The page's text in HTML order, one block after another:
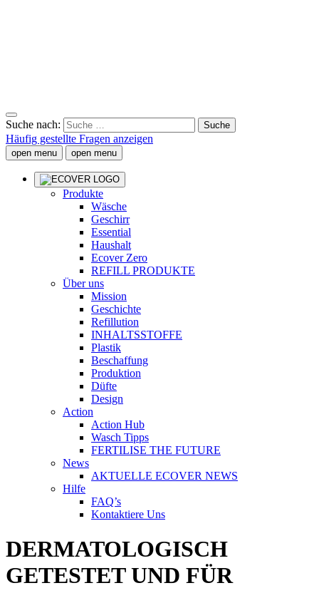
Suche nach:
Häufig gestellte Fragen anzeigen
open menu open menu
Produkte
Wäsche
Geschirr
Essential
Haushalt
Ecover Zero
REFILL PRODUKTE
Über uns
Mission
Geschichte
Refillution
INHALTSSTOFFE
Plastik
Beschaffung
Produktion
Düfte
Design
Action
Action Hub
Wasch Tipps
FERTILISE THE FUTURE
News
AKTUELLE ECOVER NEWS
Hilfe
FAQ’s
Kontaktiere Uns
DERMATOLOGISCH
GETESTET UND FÜR